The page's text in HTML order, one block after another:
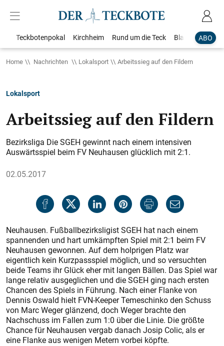
ABO
Teckbotenpokal Kirchheim Rund um die Teck Blaulicht
Home Nachrichten Lokalsport Arbeitssieg auf den Fildern
Lokalsport
Arbeitssieg auf den Fildern
Bezirksliga Die SGEH gewinnt nach einem intensiven
Auswärtsspiel beim FV Neuhausen glücklich mit 2:1.
02.05.2017
Neuhausen. Fußballbezirksligist SGEH hat nach einem
spannenden und hart umkämpften Spiel mit 2:1 beim FV
Neuhausen gewonnen. Auf dem holprigen Platz war
eigentlich kein Kurzpassspiel möglich, und so versuchten
beide Teams ihr Glück eher mit langen Bällen. Das Spiel war
lange relativ ausgeglichen und die SGEH ging nach ersten
Chancen des Spiels in Führung. Nach einer Flanke von
Dennis Oswald hielt FVN-Keeper Temeschinko den Schuss
von Marc Weger glänzend, doch Weger brachte den
Nachschuss im Fallen zum 1:0 über die Linie. Die größte
Chance für Neuhausen vergab danach Josip Colic, als er
eine Flanke aus wenigen Metern vorbei köpfte.